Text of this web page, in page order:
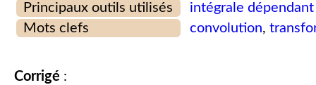
Principaux outils utilisés
intégrale
Mots clefs
convolution,
Corrigé :